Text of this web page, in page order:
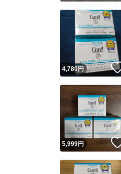
4,780円
5,999円